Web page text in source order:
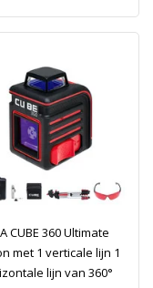
CUBE 360 Ultimate
met 1 verticale lijn 1
lijn van 360°